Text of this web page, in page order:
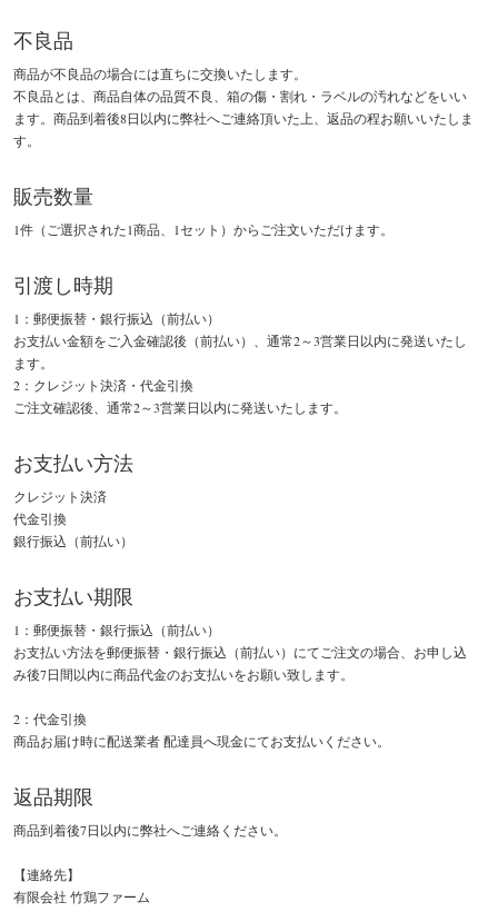
不良品
商品が不良品の場合には直ちに交換いたします。
不良品とは、商品自体の品質不良、箱の傷・割れ・ラベルの汚れなどをいい
ます。商品到着後8日以内に弊社へご連絡頂いた上、返品の程お願いいたしま
す。
販売数量
1件（ご選択された1商品、1セット）からご注文いただけます。
引渡し時期
1：郵便振替・銀行振込（前払い）
お支払い金額をご入金確認後（前払い）、通常2～3営業日以内に発送いたし
ます。
2：クレジット決済・代金引換
ご注文確認後、通常2～3営業日以内に発送いたします。
お支払い方法
クレジット決済
代金引換
銀行振込（前払い）
お支払い期限
1：郵便振替・銀行振込（前払い）
お支払い方法を郵便振替・銀行振込（前払い）にてご注文の場合、お申し込
み後7日間以内に商品代金のお支払いをお願い致します。
2：代金引換
商品お届け時に配送業者 配達員へ現金にてお支払いください。
返品期限
商品到着後7日以内に弊社へご連絡ください。
【連絡先】
有限会社 竹鶏ファーム